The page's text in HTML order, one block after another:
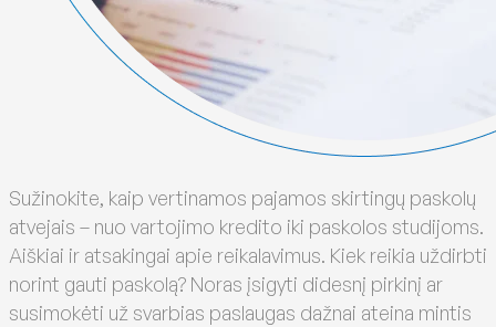
Sužinokite, kaip vertinamos pajamos skirtingų paskolų
atvejais – nuo vartojimo kredito iki paskolos studijoms.
Aiškiai ir atsakingai apie reikalavimus. Kiek reikia uždirbti
norint gauti paskolą? Noras įsigyti didesnį pirkinį ar
susimokėti už svarbias paslaugas dažnai ateina mintis